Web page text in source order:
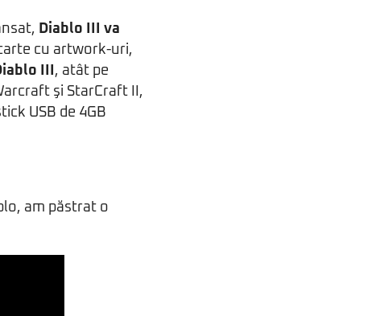
Diablo III va
cu artwork-uri,
III , atât pe
şi StarCraft II,
USB de 4GB
am păstrat o